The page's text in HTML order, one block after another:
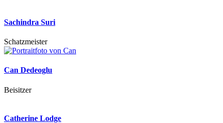
Sachindra Suri
Schatzmeister
Can Dedeoglu
Beisitzer
Catherine Lodge